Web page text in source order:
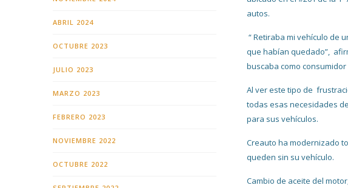
autos.
“ Retiraba mi vehículo de
que habían quedado”,
buscaba como
Al ver este tipo de
todas esas necesidades
para sus vehículos.
Creauto ha modernizado
queden sin su vehículo.
Cambio de aceite del
ABRIL 2024
OCTUBRE 2023
JULIO 2023
MARZO 2023
FEBRERO 2023
NOVIEMBRE 2022
OCTUBRE 2022